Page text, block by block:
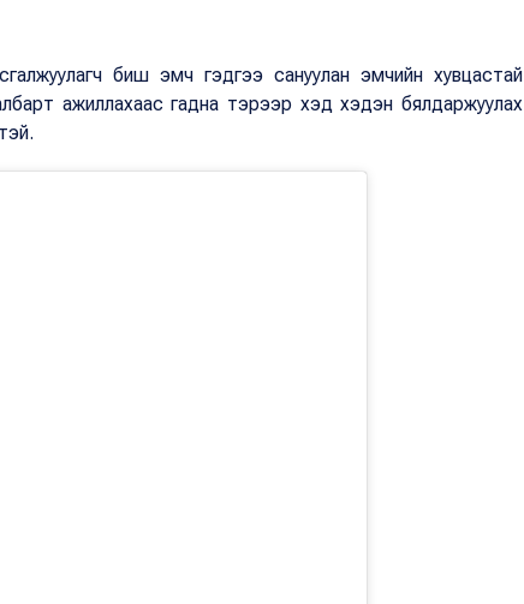
биш эмч гэдгээ сануулан эмчийн хувцастай
ажиллахаас гадна тэрээр хэд хэдэн бялдаржуулах